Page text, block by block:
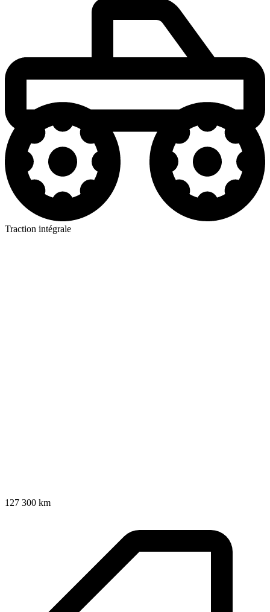
Traction intégrale
127 300 km